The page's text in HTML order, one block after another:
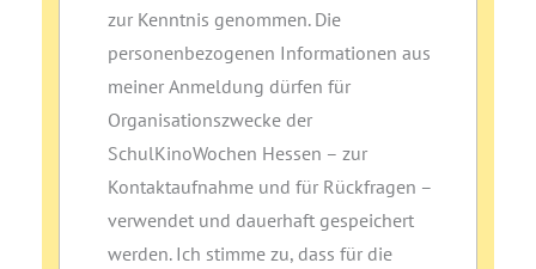
zur Kenntnis genommen. Die
personenbezogenen Informationen aus
meiner Anmeldung dürfen für
Organisationszwecke der
SchulKinoWochen Hessen – zur
Kontaktaufnahme und für Rückfragen –
verwendet und dauerhaft gespeichert
werden. Ich stimme zu, dass für die